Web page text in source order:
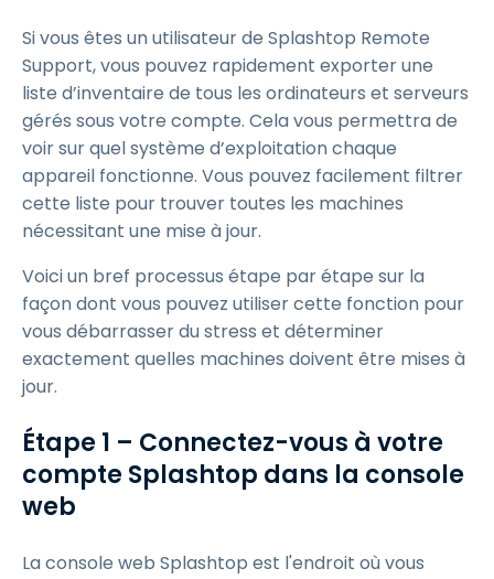
Si vous êtes un utilisateur de Splashtop Remote
Support, vous pouvez rapidement exporter une
liste d’inventaire de tous les ordinateurs et serveurs
gérés sous votre compte. Cela vous permettra de
voir sur quel système d’exploitation chaque
appareil fonctionne. Vous pouvez facilement filtrer
cette liste pour trouver toutes les machines
nécessitant une mise à jour.
Voici un bref processus étape par étape sur la
façon dont vous pouvez utiliser cette fonction pour
vous débarrasser du stress et déterminer
exactement quelles machines doivent être mises à
jour.
Étape 1 – Connectez-vous à votre
compte Splashtop dans la console
web
La console web Splashtop est l'endroit où vous